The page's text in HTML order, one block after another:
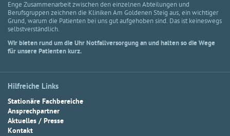
Enge Zusammenarbeit zwischen den einzelnen Abteilungen und
Berufsgruppen zeichnen die Kliniken Am Goldenen Steig aus, ein wichtiger
Grund, warum die Patienten bei uns gut aufgehoben sind. Das ist keineswegs
selbstverständlich.
Wir bieten rund um die Uhr Notfallversorgung an und halten so die Wege
für unsere Patienten kurz.
Hilfreiche Links
Stationäre Fachbereiche
Ansprechpartner
Aktuelles / Presse
Kontakt